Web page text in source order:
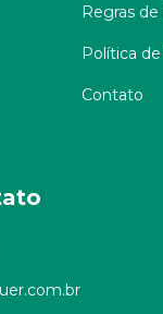
Regras
Política
Contato